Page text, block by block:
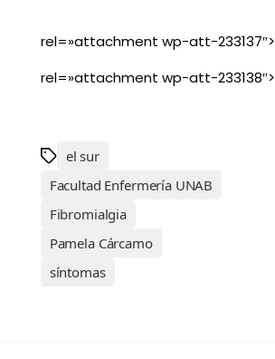
rel=»attachment wp-att-233137″>
rel=»attachment wp-att-233138″>
el sur
Facultad Enfermería UNAB
Fibromialgia
Pamela Cárcamo
síntomas